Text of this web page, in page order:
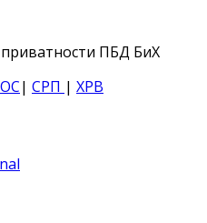
ПБД БиХ
| СРП | ХРВ